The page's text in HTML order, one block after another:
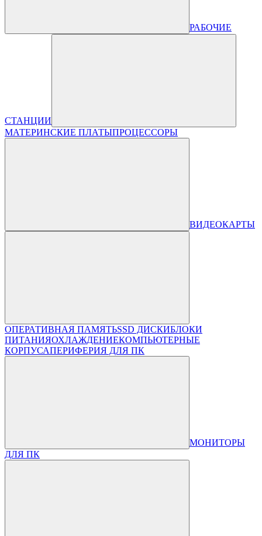
РАБОЧИЕ
СТАНЦИИ
МАТЕРИНСКИЕ ПЛАТЫПРОЦЕССОРЫ
ВИДЕОКАРТЫ
ОПЕРАТИВНАЯ ПАМЯТЬSSD ДИСКИБЛОКИ
ПИТАНИЯОХЛАЖДЕНИЕКОМПЬЮТЕРНЫЕ
КОРПУСАПЕРИФЕРИЯ ДЛЯ ПК
МОНИТОРЫ
ДЛЯ ПК